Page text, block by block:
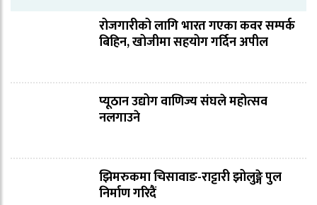
रोजगारीको लागि भारत गएका कवर सम्पर्क
बिहिन, खोजीमा सहयोग गर्दिन अपील
प्यूठान उद्योग वाणिज्य संघले महोत्सव
नलगाउने
झिमरुकमा चिसावाङ-राट्टारी झोलुङ्गे पुल
निर्माण गरिदैं